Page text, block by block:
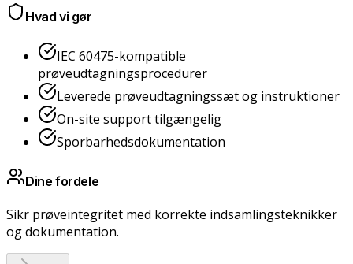
Hvad vi gør
IEC 60475-kompatible
prøveudtagningsprocedurer
Leverede prøveudtagningssæt og instruktioner
On-site support tilgængelig
Sporbarhedsdokumentation
Dine fordele
Sikr prøveintegritet med korrekte indsamlingsteknikker
og dokumentation.